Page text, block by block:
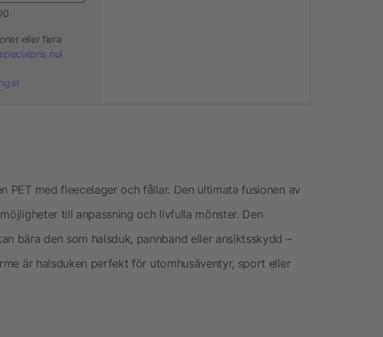
eller flera
nu!
PET med fleecelager och fållar. Den ultimata fusionen av
till anpassning och livfulla mönster. Den
bära den som halsduk, pannband eller ansiktsskydd –
är halsduken perfekt för utomhusäventyr, sport eller